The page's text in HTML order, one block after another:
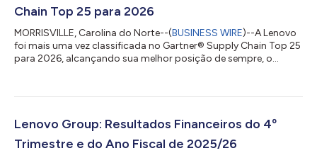
Chain Top 25 para 2026
MORRISVILLE, Carolina do Norte--(BUSINESS WIRE)--A Lenovo
foi mais uma vez classificada no Gartner® Supply Chain Top 25
para 2026, alcançando sua melhor posição de sempre, o
do mundo. Em sua 22ª edição, o Gartner Supply Chain Top 25
de suprimentos. As equipes de cadeia de suprimentos utilizam
o Gartner Supply Chain Top...
Lenovo Group: Resultados Financeiros do 4º
Trimestre e do Ano Fiscal de 2025/26